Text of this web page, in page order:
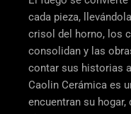
cada pieza,
crisol del horno, los
consolidan y las
contar sus historias
Caolin Cerámica es
encuentran su